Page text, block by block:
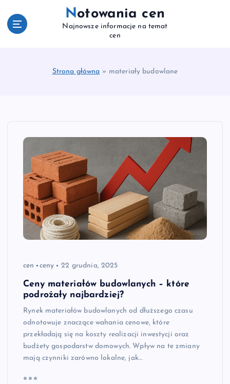
Notowania cen
Najnowsze informacje na temat
cen
Strona główna » materiały budowlane
cen ceny 22 grudnia, 2025
Ceny materiałów budowlanych – które
podrożały najbardziej?
Rynek materiałów budowlanych od dłuższego czasu
odnotowuje znaczące wahania cenowe, które
przekładają się na koszty realizacji inwestycji oraz
budżety gospodarstw domowych. Wpływ na te zmiany
mają czynniki zarówno lokalne, jak…